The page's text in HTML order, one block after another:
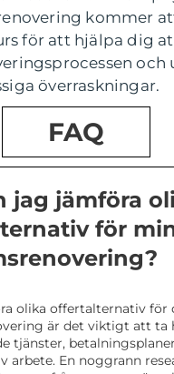
kommer
för att hjälpa dig
och
överraskningar.
FAQ
jag jämföra
för
olika offertalternativ för
är det viktigt att ta
tjänster,
arbete. En noggrann